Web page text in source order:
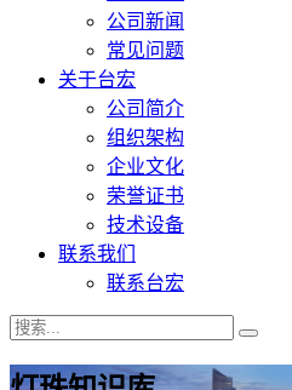
公司新闻
常见问题
关于台宏
公司简介
组织架构
企业文化
荣誉证书
技术设备
联系我们
联系台宏